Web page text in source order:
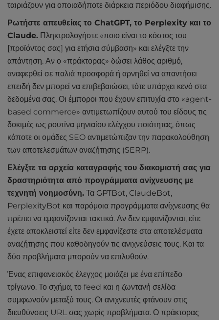
ταιριάζουν για οποιαδήποτε διάρκεια περιόδου διαφήμισης.
Ρωτήστε απευθείας το ChatGPT, το Perplexity και το
Claude. Πληκτρολογήστε «ποιο είναι το κόστος του
[προϊόντος σας] για ετήσια σύμβαση» και ελέγξτε την
απάντηση. Αν ο «πράκτορας» δώσει λάθος αριθμό,
αναφερθεί σε παλιά προσφορά ή αρνηθεί να απαντήσει
επειδή δεν μπορεί να επιβεβαιώσει, τότε υπάρχει κενό στα
δεδομένα σας. Οι έμποροι που έχουν επιτυχία στο «agent-
based commerce» αντιμετωπίζουν αυτού του είδους τις
δοκιμές ως ρουτίνα μηνιαίου ελέγχου ποιότητας, όπως
κάποτε οι ομάδες SEO αντιμετώπιζαν την παρακολούθηση
των αποτελεσμάτων αναζήτησης (SERP).
Ελέγξτε τα αρχεία καταγραφής του διακομιστή σας για
δραστηριότητα από προγράμματα ανίχνευσης με
τεχνητή νοημοσύνη. Τα GPTBot, ClaudeBot,
PerplexityBot και παρόμοια προγράμματα ανίχνευσης θα
πρέπει να εμφανίζονται τακτικά. Αν δεν εμφανίζονται, είτε
έχετε αποκλειστεί είτε δεν εμφανίζεστε στα αποτελέσματα
αναζήτησης που καθοδηγούν τις ανιχνεύσεις τους. Και τα
δύο προβλήματα μπορούν να επιλυθούν.
Ένας επιφανειακός έλεγχος μοιάζει με ένα επίπεδο
τρίγωνο. Το σχήμα, το feed και η ζωντανή σελίδα
συμφωνούν μεταξύ τους. Οι ανιχνευτές φτάνουν στις
διευθύνσεις URL σας χωρίς προβλήματα. Ο πράκτορας